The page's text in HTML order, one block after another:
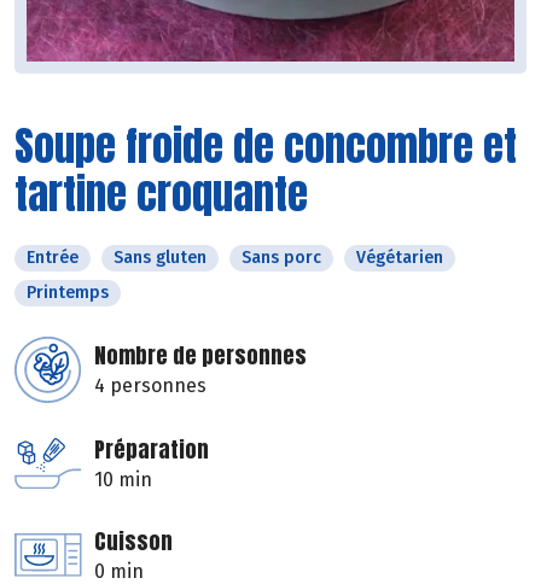
Soupe froide de concombre et
tartine croquante
Entrée Sans gluten Sans porc
Végétarien
Printemps
Nombre de personnes
4 personnes
Préparation
10 min
Cuisson
0 min